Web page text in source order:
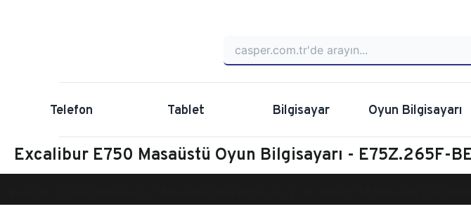
Telefon Tablet Bilgisayar Oyun Bilgisayarı
Excalibur E750 Masaüstü Oyun Bilgisayarı - E75Z.265F-